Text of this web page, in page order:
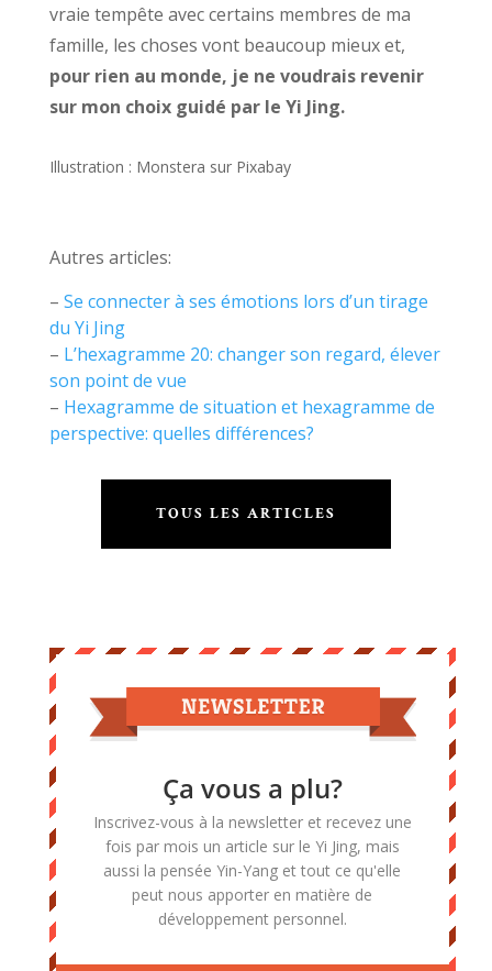
vraie tempête avec certains membres de ma
famille, les choses vont beaucoup mieux et,
pour rien au monde, je ne voudrais revenir
sur mon choix guidé par le Yi Jing.
Illustration : Monstera sur Pixabay
Autres articles:
– Se connecter à ses émotions lors d’un tirage
du Yi Jing
– L’hexagramme 20: changer son regard, élever
son point de vue
– Hexagramme de situation et hexagramme de
perspective: quelles différences?
TOUS LES ARTICLES
Ça vous a plu?
Inscrivez-vous à la newsletter et recevez une
fois par mois un article sur le Yi Jing, mais
aussi la pensée Yin-Yang et tout ce qu'elle
peut nous apporter en matière de
développement personnel.